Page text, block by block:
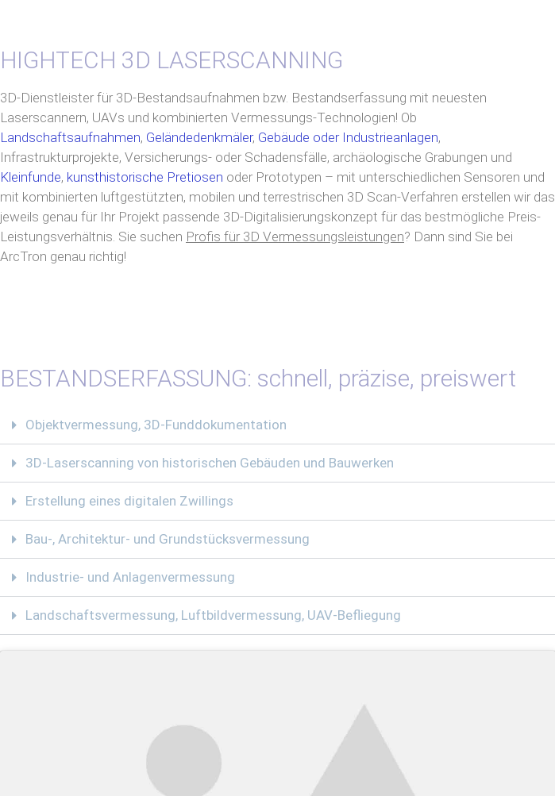
HIGHTECH 3D LASERSCANNING
3D-Dienstleister für 3D-Bestandsaufnahmen bzw. Bestandserfassung mit neuesten
Laserscannern, UAVs und kombinierten Vermessungs-Technologien! Ob
Landschaftsaufnahmen, Geländedenkmäler, Gebäude oder Industrieanlagen,
Infrastrukturprojekte, Versicherungs- oder Schadensfälle, archäologische Grabungen und
Kleinfunde, kunsthistorische Pretiosen oder Prototypen – mit unterschiedlichen Sensoren und
mit kombinierten luftgestützten, mobilen und terrestrischen 3D Scan-Verfahren erstellen wir das
jeweils genau für Ihr Projekt passende 3D-Digitalisierungskonzept für das bestmögliche Preis-
Leistungsverhältnis. Sie suchen Profis für 3D Vermessungsleistungen? Dann sind Sie bei
ArcTron genau richtig!
BESTANDSERFASSUNG: schnell, präzise, preiswert
Objektvermessung, 3D-Funddokumentation
3D-Laserscanning von historischen Gebäuden und Bauwerken
Erstellung eines digitalen Zwillings
Bau-, Architektur- und Grundstücksvermessung
Industrie- und Anlagenvermessung
Landschaftsvermessung, Luftbildvermessung, UAV-Befliegung